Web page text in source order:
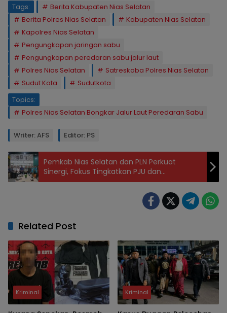
Tags:
Berita Kabupaten Nias Selatan
Berita Polres Nias Selatan
Kabupaten Nias Selatan
Kapolres Nias Selatan
Pengungkapan jaringan sabu
Pengungkapan peredaran sabu jalur laut
Polres Nias Selatan
Satreskoba Polres Nias Selatan
Sudut Kota
Sudutkota
Topics:
Polres Nias Selatan Bongkar Jalur Laut Peredaran Sabu
Writer: AFS Editor: PS
Pemkab Nias Selatan dan PLN Perkuat
Sinergi, Fokus Tingkatkan PJU dan
Optimalisasi Pendapatan Daerah
Related Post
Kriminal Kriminal